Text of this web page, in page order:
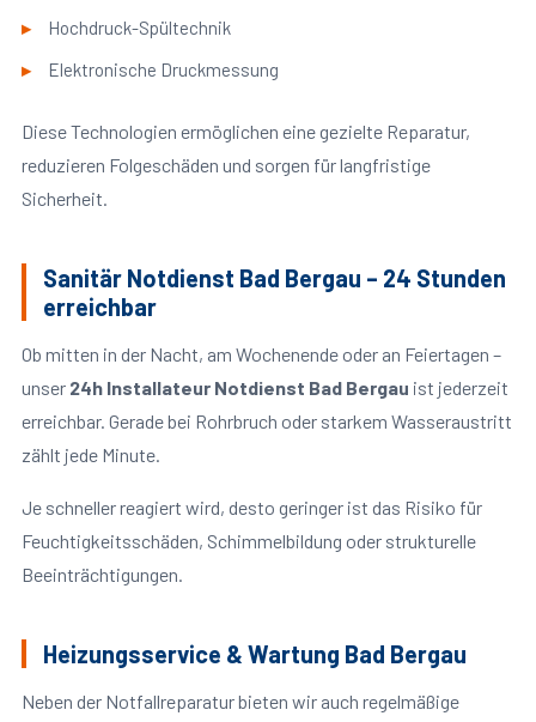
Hochdruck-Spültechnik
Elektronische Druckmessung
Diese Technologien ermöglichen eine gezielte Reparatur,
reduzieren Folgeschäden und sorgen für langfristige
Sicherheit.
Sanitär Notdienst Bad Bergau – 24 Stunden
erreichbar
Ob mitten in der Nacht, am Wochenende oder an Feiertagen –
unser 24h Installateur Notdienst Bad Bergau ist jederzeit
erreichbar. Gerade bei Rohrbruch oder starkem Wasseraustritt
zählt jede Minute.
Je schneller reagiert wird, desto geringer ist das Risiko für
Feuchtigkeitsschäden, Schimmelbildung oder strukturelle
Beeinträchtigungen.
Heizungsservice & Wartung Bad Bergau
Neben der Notfallreparatur bieten wir auch regelmäßige